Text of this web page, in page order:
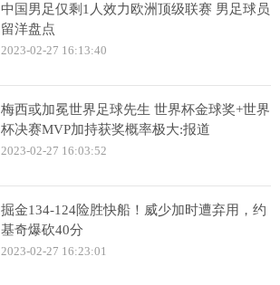
中国男足仅剩1人效力欧洲顶级联赛 男足球员
留洋盘点
2023-02-27 16:13:40
梅西或加冕世界足球先生 世界杯金球奖+世界
杯决赛MVP加持获奖概率极大:报道
2023-02-27 16:03:52
掘金134-124险胜快船！威少加时遭弃用，约
基奇爆砍40分
2023-02-27 16:23:01